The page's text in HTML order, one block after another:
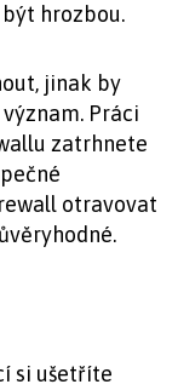
hrozbou.
jinak by
Práci
zatrhnete
otravovat
si ušetříte